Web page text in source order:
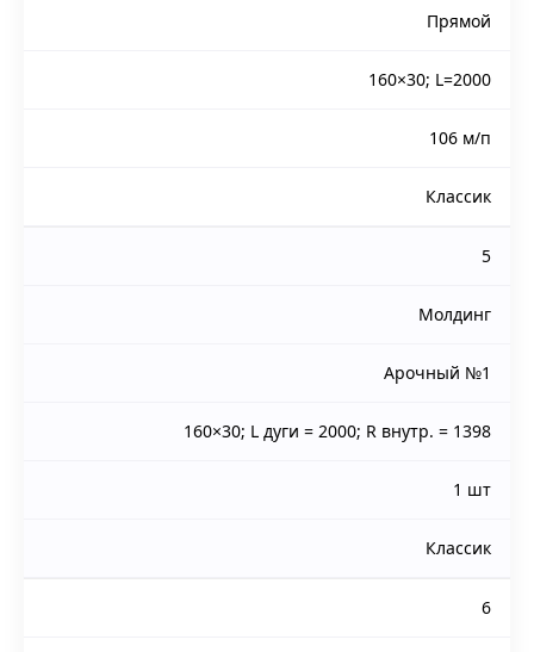
Прямой
160×30; L=2000
106 м/п
Классик
5
Молдинг
Арочный №1
160×30; L дуги = 2000; R внутр. = 1398
1 шт
Классик
6